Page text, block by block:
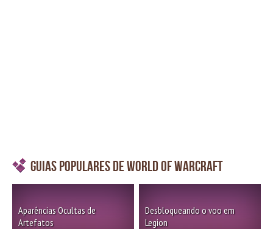
Guias Populares de World of Warcraft
Aparências Ocultas de
Artefatos
Desbloqueando o voo em
Legion